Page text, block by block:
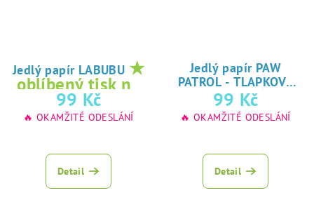
Jedlý papír LABUBU ★
oblíbený tisk na
jedlý papír
99 Kč
🔥 OKAMŽITÉ ODESLÁNÍ
Detail
Jedlý papír PAW
PATROL - TLAPKOVÁ
PATROLA★
oblíbený tisk na
jedlý papír
99 Kč
🔥 OKAMŽITÉ ODESLÁNÍ
Detail